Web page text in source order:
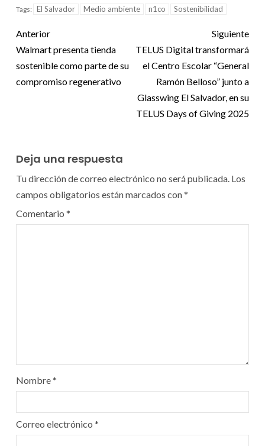
Tags: El Salvador Medio ambiente n1co Sostenibilidad
Anterior
Walmart presenta tienda
sostenible como parte de su
compromiso regenerativo
Siguiente
TELUS Digital transformará
el Centro Escolar “General
Ramón Belloso” junto a
Glasswing El Salvador, en su
TELUS Days of Giving 2025
Deja una respuesta
Tu dirección de correo electrónico no será publicada. Los
campos obligatorios están marcados con*
Comentario *
Nombre*
Correo electrónico *